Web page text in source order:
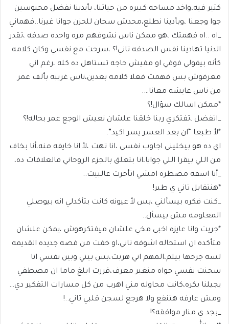
كتير فيه،واخد مساحه كبيره من حياتنا، بأيدينا نفضل محبوسين
جوا وجعنا ،وبأدينا نطلع،محدش سجان للحزن جوانا غيرنا..فهماني
_اه ..اه فهمتك ،هو ممكن ناس نشوفهم مره واحده صدفه ،تقدر
الدنيا تهادينا نفس الصدفه تاني!؟ ،سرحت مع نفسي وكان كلامه
كأنه بيقولي فوقي او مفيش حاجه تستاهل ده كله ،رغم اني
معرفوش بس فهمت فعلا كلامه بعدين،ناس غريبه بألف عمر
من ناس عايشه معانا….
*ممكن اسالك سؤال!؟
_اتفضل ،تفتكري ربنا خلقنا علشان نعيش الوجع عمر بحاله!؟
*لأ طبعا “ان بعد العسر يسر اكيد”.
اي ده هو بيخليني اجاوب نفسي ،انا تهت ،لأ انا خايفه منه،أنا بخاف
من اللي بيقرا اللي جوايا،انا بتعلق بالجزء الروحاني فالعلاقات ده،
_أنا اسفه مضطره امشي اتأخرت عالبيت..
*هنتقابل تاني ي طير!
_كنت فكره بيسألني ،بس لأ عيونه كانت بتأكدلي انه بيوصلي
المعلومه مش بيسأل..
*جريت وانا عايزه اخبي مخي علشان ميفتكرهوش ،يمكن علشان
متأكده ان استحاله اشوفه تاني،او خفت من قصه جديده القديمه
لسه جرحها بيلم،المهم اني هربت،بس بيني وبين نفسي انا
سجنت نفسي جواه منغير معرف،قررت ابلغ ماما ان مصطفي
يجيلنا بكره،كانت محاوله مني اهرب من كل مسارات التفكير دي…
ومش عارفه هتنفع ولا هرجع لسجن قلبي تاني..!
_بجد ي منار موافقه؟!